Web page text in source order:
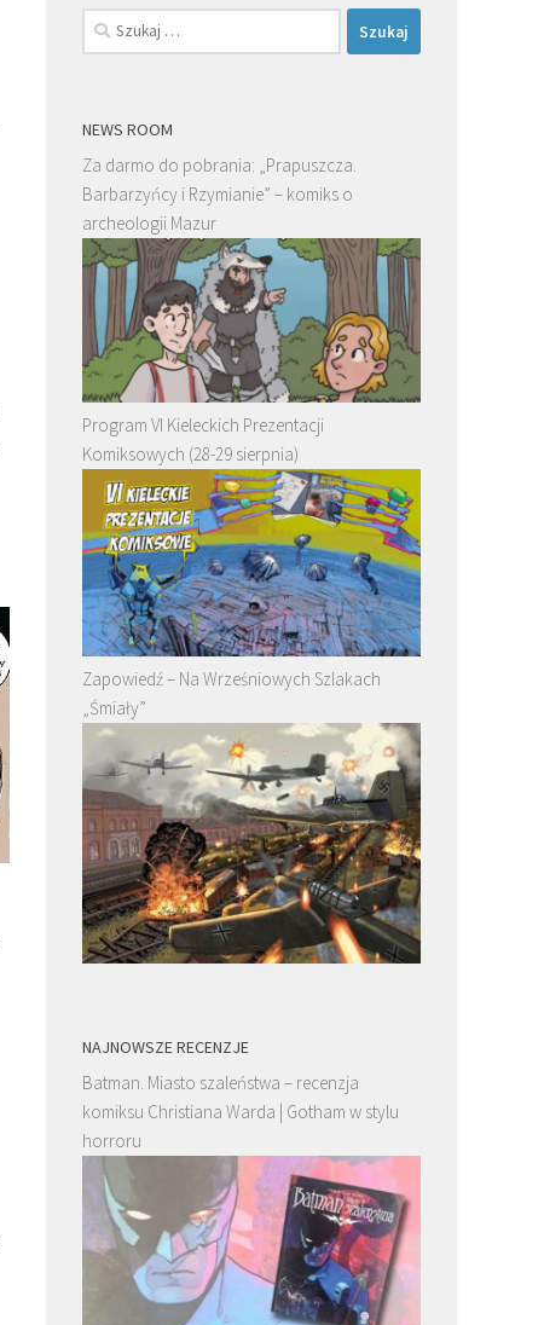
Szukaj:
NEWS ROOM
Za darmo do pobrania: „Prapuszcza.
Barbarzyńcy i Rzymianie” – komiks o
archeologii Mazur
Program VI Kieleckich Prezentacji
Komiksowych (28-29 sierpnia)
Zapowiedź – Na Wrześniowych Szlakach
„Śmiały”
NAJNOWSZE RECENZJE
Batman. Miasto szaleństwa – recenzja
komiksu Christiana Warda | Gotham w stylu
horroru